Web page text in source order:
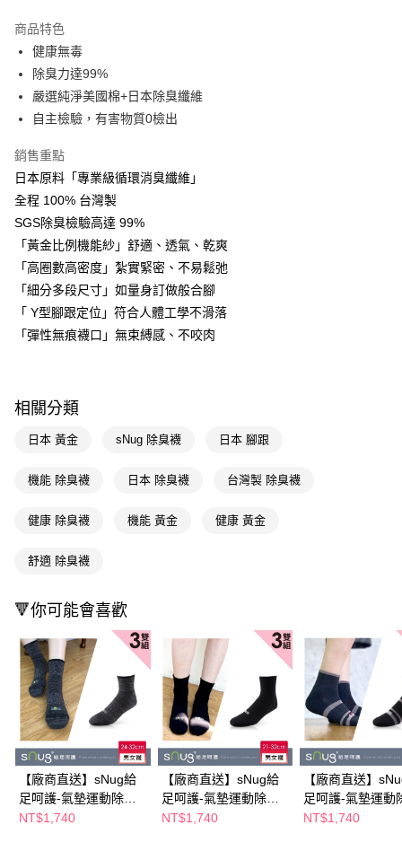
Apple Pay
街口支付
悠遊付
Google Pay
AFTEE先享後付
相關說明
【關於「AFTEE先享後付」】
AFTEE先享後付是「在收到商品之後才付款」的支付方式。 讓您購物簡單
便利好安心！
１．簡單：不需註冊會員、不需綁卡、不需儲值。
２．便利：只要手機號碼，簡訊認證，即可結帳。
【「AFTEE先享後付」結帳流程】
３．收到繳費通知簡訊後14天內，點擊此簡訊中的連結，可透過四大超商／
ATM／網路銀行／等多元方式進行付款，方視為交易完成。
※ 請注意：結帳手續完成當下不需立刻繳費，但若您需要取消訂單，請聯絡
購買商品的店家。未經商家同意取消之訂單仍視為有效，需透過AFTEE先享
※ 交易是否成功請以「AFTEE先享後付 」之結帳頁面顯示為準，若有關於
客戶支援中心」
https://netprotections.freshdesk.com/support/home
１．透過由恩沛科技股份有限公司提供之「AFTEE先享後付」服務完成之交
２．關於個人資料處理事宜，請瀏覽以下網址：
３．未成年的使用者請事先徵得法定代理人或監護人之同意方可使用
「AFTEE先享後付」，若未經同意申辦者引起之損失，本公司不負相關責
任。
４．使用「AFTEE先享後付」時，將依據個別帳號之用戶狀況，依本公司即
時審查核予不同之上限額度；若仍有額度不足之情形，本公司將視審查結果
請求用戶進行身份認證。
５．嚴禁一人註冊多個帳號或使用他人資訊註冊。若發現惡意使用之情形，
恩沛科技股份有限公司將有權停止該用戶之使用額度並採取法律行動。
運送方式
宅配(廠商直送🚚)
每筆NT$100，滿NT$590(含以上)免運費
宅配(離島廠商直送🚚)
商品特色
健康無毒
除臭力達99%
嚴選純淨美國棉+日本除臭纖維
自主檢驗，有害物質0檢出
銷售重點
日本原料「專業級循環消臭纖維」
全程 100% 台灣製
SGS除臭檢驗高達 99%
「黃金比例機能紗」舒適、透氣、乾爽
「高圈數高密度」紮實緊密、不易鬆弛
「細分多段尺寸」如量身訂做般合腳
「 Y型腳跟定位」符合人體工學不滑落
「彈性無痕襪口」無束縛感、不咬肉
相關分類
日本 黃金 sNug 除臭襪 日本 腳跟
機能 除臭襪 日本 除臭襪 台灣製 除臭襪
健康 除臭襪 機能 黃金 健康 黃金
舒適 除臭襪
🔻你可能會喜歡
【廠商直送】sNug給
足呵護-氣墊運動除臭
襪-黑灰-三雙入(多尺寸
NT$1,740
【廠商直送】sNug給
足呵護-氣墊運動除臭
襪-黑色-三雙入(多尺寸
NT$1,740
【廠商直送】
足呵護-氣墊運動
襪-線條-三雙入(
NT$1,740